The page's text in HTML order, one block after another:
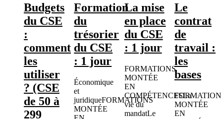
Budgets
du CSE
:
comment
les
utiliser
? (CSE
de 50 à
299
Formation
du
trésorier
du CSE
: 1 jour
Économique
et
juridiqueFORMATIONS
MONTÉE
La mise
en place
du CSE
: 1 jour
FORMATIONS
MONTÉE
EN
COMPÉTENCESLa
vie du
mandatLe
Le
contrat
de
travail :
les
bases
MONTÉE
EN